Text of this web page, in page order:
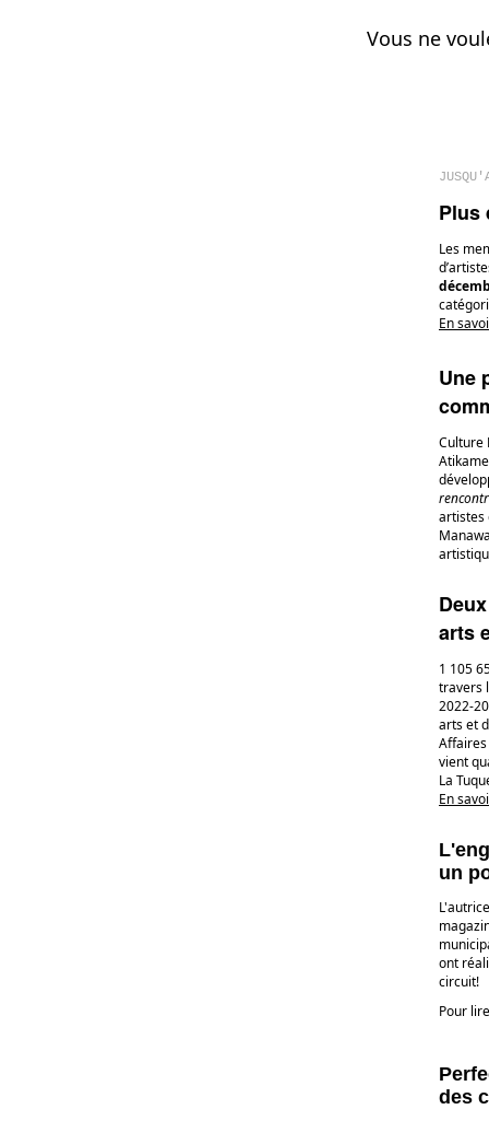
Vous ne
Plus
Les
En
Une
Culture
artistes
arts
1 105
travers
2022-
arts et
Affaires
vient
La
En
un
ont
circuit!
Pour
des